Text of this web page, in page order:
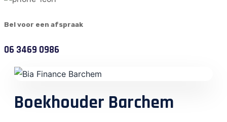
Bel voor een afspraak
06 3469 0986
Boekhouder Barchem